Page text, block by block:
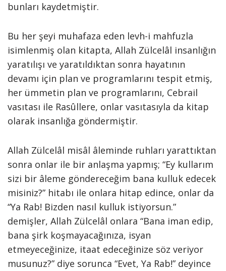
bunları kaydetmiştir.
Bu her şeyi muhafaza eden levh-i mahfuzla
isimlenmiş olan kitapta, Allah Zülcelâl insanlığın
yaratılışı ve yaratıldıktan sonra hayatının
devamı için plan ve programlarını tespit etmiş,
her ümmetin plan ve programlarını, Cebrail
vasıtası ile Rasûllere, onlar vasıtasıyla da kitap
olarak insanlığa göndermiştir.
Allah Zülcelâl misâl âleminde ruhları yarattıktan
sonra onlar ile bir anlaşma yapmış; “Ey kullarım
sizi bir âleme göndereceğim bana kulluk edecek
misiniz?” hitabı ile onlara hitap edince, onlar da
“Ya Rab! Bizden nasıl kulluk istiyorsun.”
demişler, Allah Zülcelâl onlara “Bana iman edip,
bana şirk koşmayacağınıza, isyan
etmeyeceğinize, itaat edeceğinize söz veriyor
musunuz?” diye sorunca “Evet, Ya Rab!” deyince